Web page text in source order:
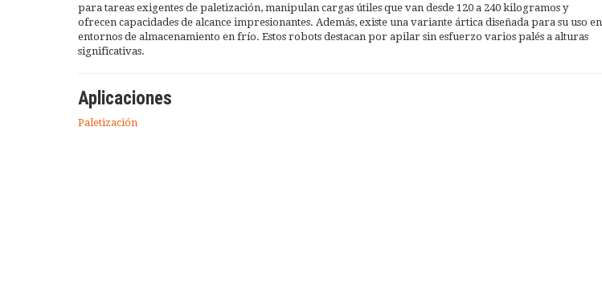
para tareas exigentes de paletización, manipulan cargas útiles que van desde 120 a 240 kilogramos y
ofrecen capacidades de alcance impresionantes. Además, existe una variante ártica diseñada para su uso en
entornos de almacenamiento en frío. Estos robots destacan por apilar sin esfuerzo varios palés a alturas
significativas.
Aplicaciones
Paletización